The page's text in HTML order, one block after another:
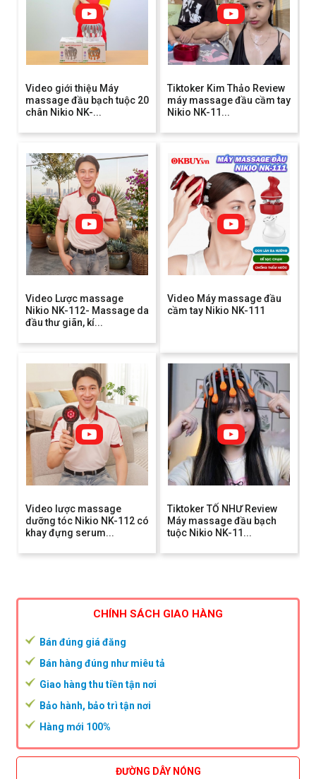
Video giới thiệu Máy
massage đầu bạch tuộc 20
chân Nikio NK-...
Tiktoker Kim Thảo Review
máy massage đầu cầm tay
Nikio NK-11...
Video Lược massage
Nikio NK-112- Massage da
đầu thư giãn, kí...
Video Máy massage đầu
cầm tay Nikio NK-111
Video lược massage
dưỡng tóc Nikio NK-112 có
khay đựng serum...
Tiktoker TỐ NHƯ Review
Máy massage đầu bạch
tuộc Nikio NK-11...
CHÍNH SÁCH GIAO HÀNG
Bán đúng giá đăng
Bán hàng đúng như miêu tả
Giao hàng thu tiền tận nơi
Bảo hành, bảo trì tận nơi
Hàng mới 100%
ĐƯỜNG DÂY NÓNG